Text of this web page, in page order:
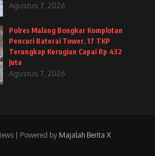
Agustus 7, 2026
Polres Malang Bongkar Komplotan
Pencuri Baterai Tower, 17 TKP
Terungkap Kerugian Capai Rp 432
Juta
Agustus 7, 2026
| Powered by Majalah Berita X